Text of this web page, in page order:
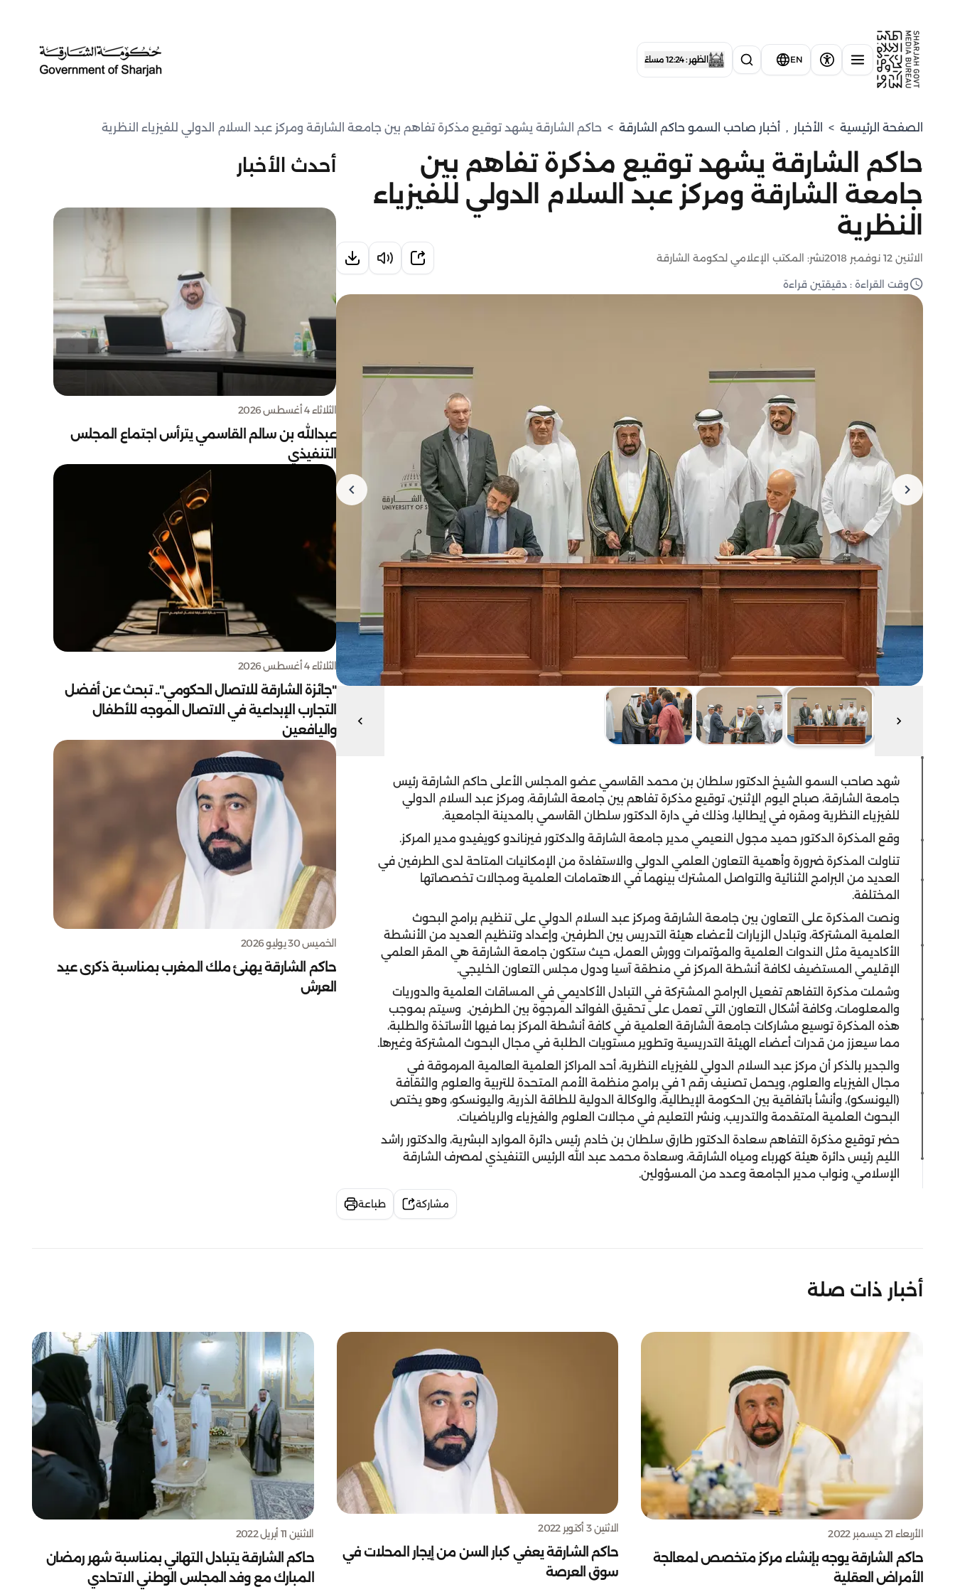
EN الظهر : 12:24 مساءً
الصفحة الرئيسية > الأخبار , أخبار صاحب السمو حاكم الشارقة > حاكم الشارقة يشهد توقيع مذكرة تفاهم بين جامعة الشارقة ومركز عبد السلام الدولي للفيزياء النظرية
حاكم الشارقة يشهد توقيع مذكرة تفاهم بين
جامعة الشارقة ومركز عبد السلام الدولي للفيزياء
النظرية
الاثنين 12 نوفمبر 2018 نشر: المكتب الإعلامي لحكومة الشارقة
وقت القراءة : دقيقتين قراءة
شهد صاحب السمو الشيخ الدكتور سلطان بن محمد القاسمي عضو المجلس الأعلى حاكم الشارقة رئيس
جامعة الشارقة، صباح اليوم الإثنين، توقيع مذكرة تفاهم بين جامعة الشارقة، ومركز عبد السلام الدولي
للفيزياء النظرية ومقره في إيطاليا، وذلك في دارة الدكتور سلطان القاسمي بالمدينة الجامعية.
وقع المذكرة الدكتور حميد مجول النعيمي مدير جامعة الشارقة والدكتور فيرناندو كويفيدو مدير المركز.
تناولت المذكرة ضرورة وأهمية التعاون العلمي الدولي والاستفادة من الإمكانيات المتاحة لدى الطرفين في
العديد من البرامج الثنائية والتواصل المشترك بينهما في الاهتمامات العلمية ومجالات تخصصاتها
المختلفة.
ونصت المذكرة على التعاون بين جامعة الشارقة ومركز عبد السلام الدولي على تنظيم برامج البحوث
العلمية المشتركة، وتبادل الزيارات لأعضاء هيئة التدريس بين الطرفين، وإعداد وتنظيم العديد من الأنشطة
الأكاديمية مثل الندوات العلمية والمؤتمرات وورش العمل، حيث ستكون جامعة الشارقة هي المقر العلمي
الإقليمي المستضيف لكافة أنشطة المركز في منطقة آسيا ودول مجلس التعاون الخليجي.
وشملت مذكرة التفاهم تفعيل البرامج المشتركة في التبادل الأكاديمي في المساقات العلمية والدوريات
والمعلومات، وكافة أشكال التعاون التي تعمل على تحقيق الفوائد المرجوة بين الطرفين. وسيتم بموجب
هذه المذكرة توسيع مشاركات جامعة الشارقة العلمية في كافة أنشطة المركز بما فيها الأساتذة والطلبة،
مما سيعزز من قدرات أعضاء الهيئة التدريسية وتطوير مستويات الطلبة في مجال البحوث المشتركة وغيرها.
والجدير بالذكر أن مركز عبد السلام الدولي للفيزياء النظرية، أحد المراكز العلمية العالمية المرموقة في
مجال الفيزياء والعلوم، ويحمل تصنيف رقم 1 في برامج منظمة الأمم المتحدة للتربية والعلوم والثقافة
(اليونسكو)، وأنشأ باتفاقية بين الحكومة الإيطالية، والوكالة الدولية للطاقة الذرية، واليونسكو، وهو يختص
البحوث العلمية المتقدمة والتدريب، ونشر التعليم في مجالات العلوم والفيزياء والرياضيات.
حضر توقيع مذكرة التفاهم سعادة الدكتور طارق سلطان بن خادم رئيس دائرة الموارد البشرية، والدكتور راشد
الليم رئيس دائرة هيئة كهرباء ومياه الشارقة، وسعادة محمد عبد الله الرئيس التنفيذي لمصرف الشارقة
الإسلامي، ونواب مدير الجامعة وعدد من المسؤولين.
مشاركة طباعة
أحدث الأخبار
الثلاثاء 4 أغسطس 2026
عبدالله بن سالم القاسمي يترأس اجتماع المجلس
التنفيذي
الثلاثاء 4 أغسطس 2026
"جائزة الشارقة للاتصال الحكومي".. تبحث عن أفضل
التجارب الإبداعية في الاتصال الموجه للأطفال
واليافعين
الخميس 30 يوليو 2026
حاكم الشارقة يهنئ ملك المغرب بمناسبة ذكرى عيد
العرش
أخبار ذات صلة
الأربعاء 21 ديسمبر 2022
حاكم الشارقة يوجه بإنشاء مركز متخصص لمعالجة
الأمراض العقلية
الاثنين 3 أكتوبر 2022
حاكم الشارقة يعفي كبار السن من إيجار المحلات في
سوق العرصة
الاثنين 11 أبريل 2022
حاكم الشارقة يتبادل التهاني بمناسبة شهر رمضان
المبارك مع وفد المجلس الوطني الاتحادي